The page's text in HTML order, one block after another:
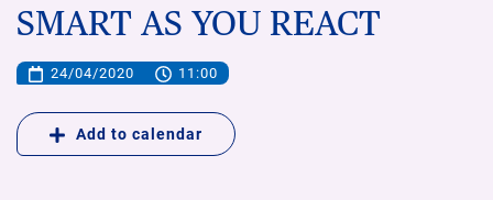
SMART AS YOU REACT
24/04/2020 11:00
Add to calendar